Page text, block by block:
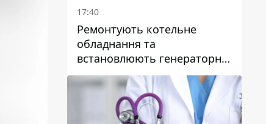
17:40
Ремонтують котельне
обладнання та
встановлюють генераторні
установки: як у Дніпрі
готуються до
опалювального сезону